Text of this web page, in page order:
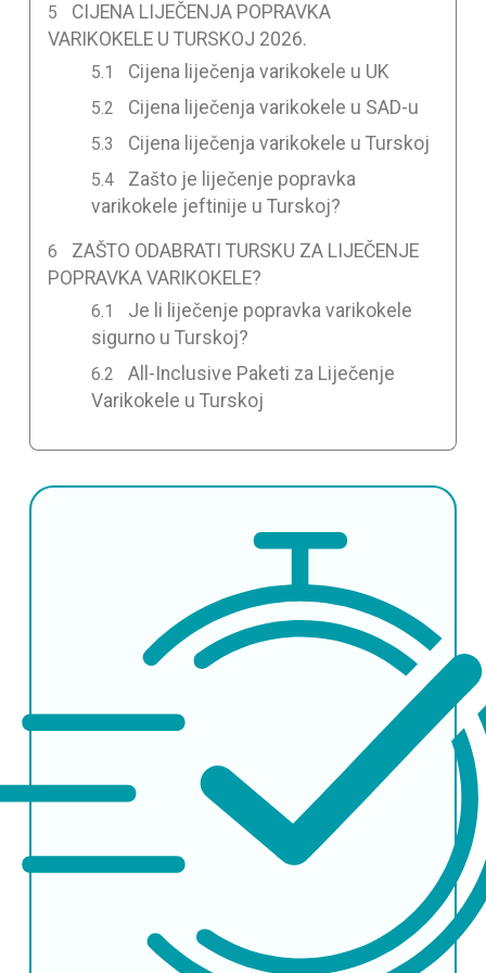
CIJENA LIJEČENJA POPRAVKA
VARIKOKELE U TURSKOJ 2026.
Cijena liječenja varikokele u UK
Cijena liječenja varikokele u SAD-u
Cijena liječenja varikokele u Turskoj
Zašto je liječenje popravka
varikokele jeftinije u Turskoj?
ZAŠTO ODABRATI TURSKU ZA LIJEČENJE
POPRAVKA VARIKOKELE?
Je li liječenje popravka varikokele
sigurno u Turskoj?
All-Inclusive Paketi za Liječenje
Varikokele u Turskoj